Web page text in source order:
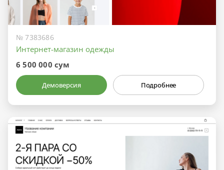
№ 7383686
Интернет-магазин одежды
6 500 000 сум
Демоверсия Подробнее